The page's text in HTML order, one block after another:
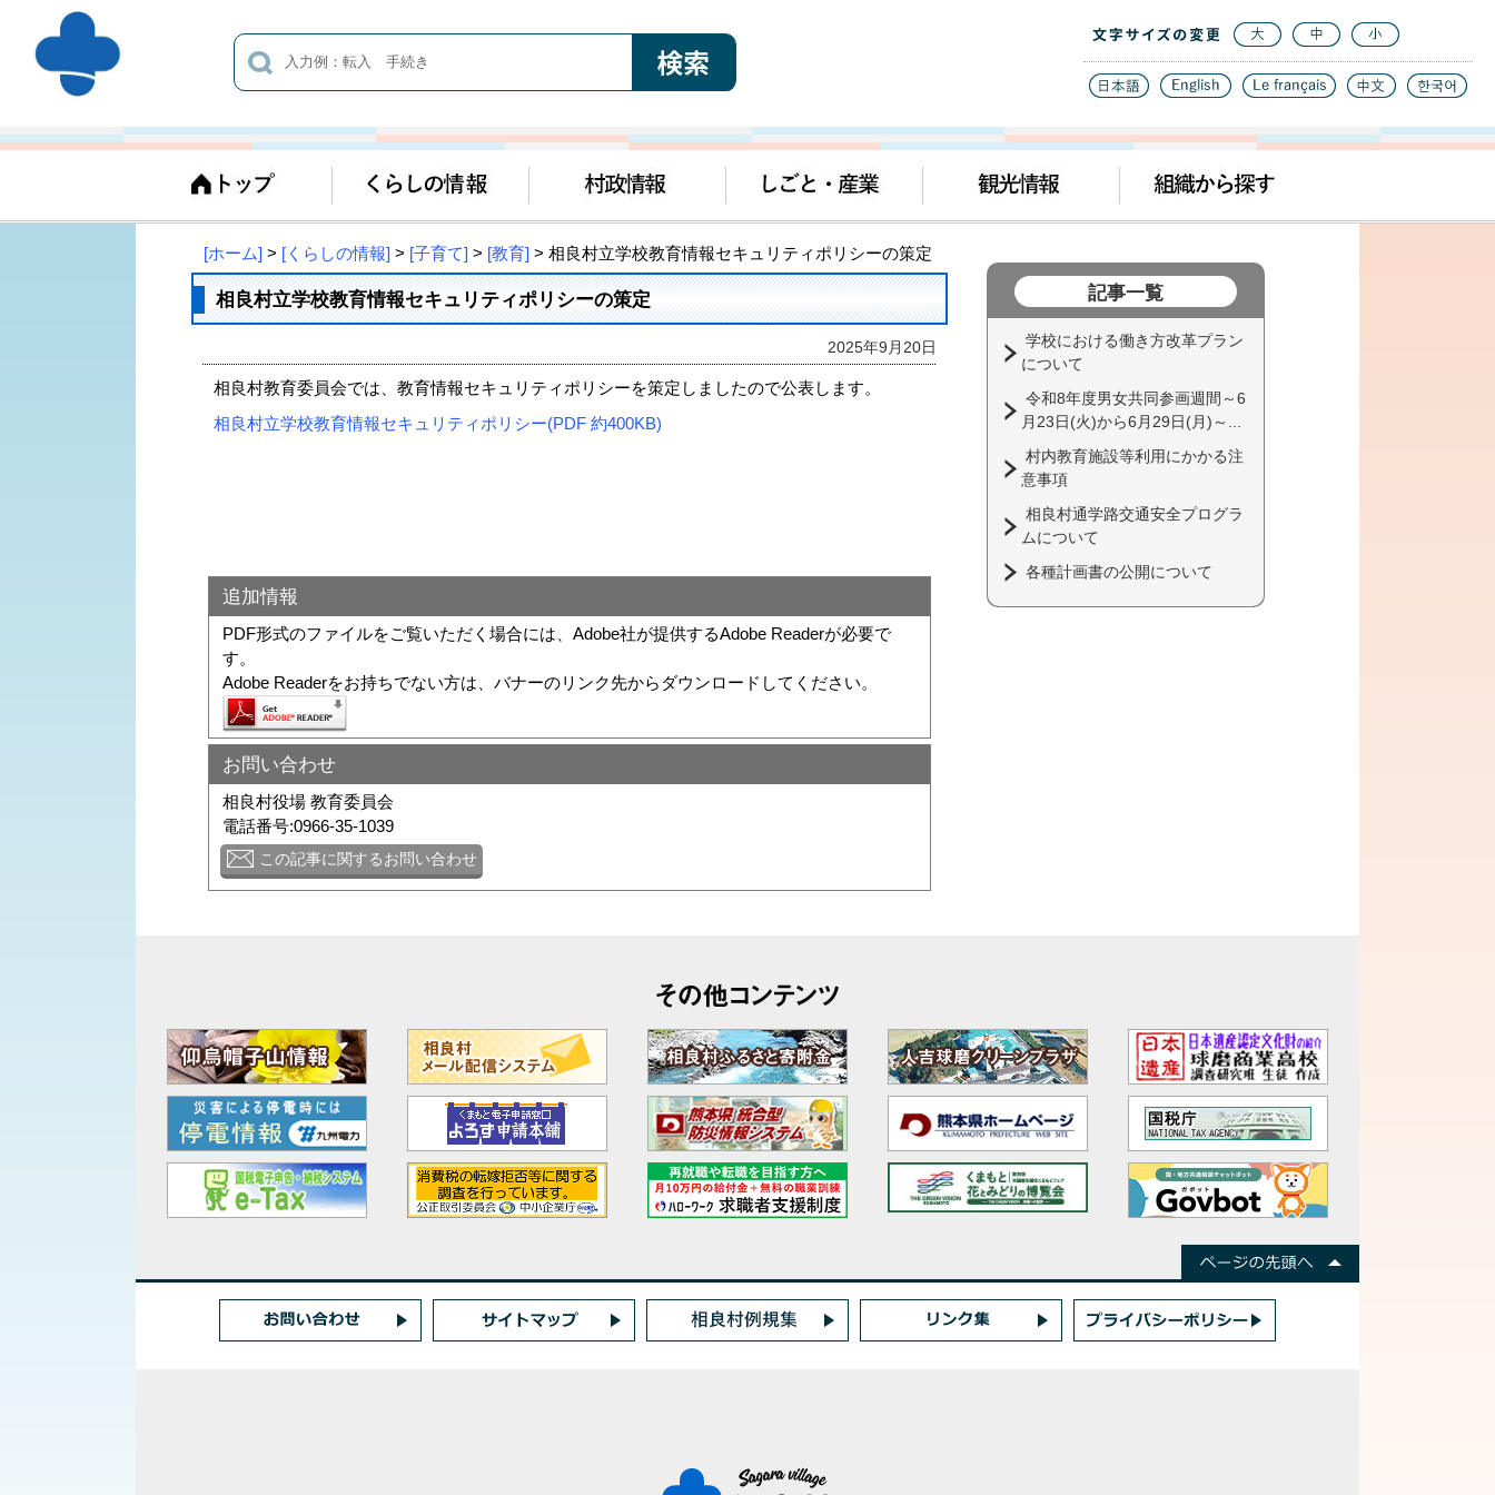
[ホーム] > [くらしの情報] > [子育て] > [教育] > 相良村立学校教育情報セキュリティポリシーの策定
相良村立学校教育情報セキュリティポリシーの策定
2025年9月20日
相良村教育委員会では、教育情報セキュリティポリシーを策定しましたので公表します。
相良村立学校教育情報セキュリティポリシー(PDF 約400KB)
追加情報
PDF形式のファイルをご覧いただく場合には、Adobe社が提供するAdobe Readerが必要で
す。
Adobe Readerをお持ちでない方は、バナーのリンク先からダウンロードしてください。
お問い合わせ
相良村役場 教育委員会
電話番号:0966-35-1039
この記事に関するお問い合わせ
記事一覧
学校における働き方改革プラン
について
令和8年度男女共同参画週間～6
月23日(火)から6月29日(月)～...
村内教育施設等利用にかかる注
意事項
相良村通学路交通安全プログラ
ムについて
各種計画書の公開について